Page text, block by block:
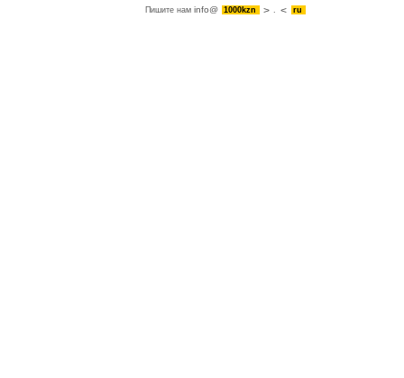
Пишите намinfo@ 1000kzn . ru